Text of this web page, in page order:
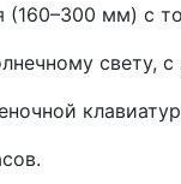
(160–300 мм) с
свету,